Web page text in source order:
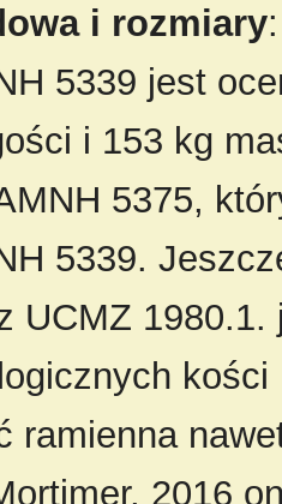
i rozmiary
5339 jest
i 153 kg
5375,
5339.
UCMZ
ramienna
2016